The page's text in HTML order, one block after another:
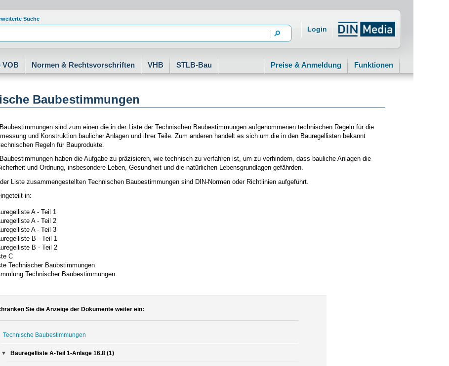
Suche
Login
VOB Normen & Rechtsvorschriften VHB STLB-Bau Preise & Anmeldung Funktionen
Baubestimmungen
sind zum einen die in der Liste der Technischen Baubestimmungen aufgenommenen technischen Regeln für die
und Konstruktion baulicher Anlagen und ihrer Teile. Zum anderen handelt es sich um die in den Bauregellisten bekannt
Regeln für Bauprodukte.
haben die Aufgabe zu präzisieren, wie technisch zu verfahren ist, um zu verhindern, dass bauliche Anlagen die
und Ordnung, insbesondere Leben, Gesundheit und die natürlichen Lebensgrundlagen gefährden.
Liste zusammengestellten Technischen Baubestimmungen sind DIN-Normen oder Richtlinien aufgeführt.
in:
A - Teil 1
A - Teil 2
A - Teil 3
B - Teil 1
B - Teil 2
C
Technischer Baubstimmungen
Technischer Baubestimmungen
Sie die Anzeige der Dokumente weiter ein:
Technische Baubestimmungen
Bauregelliste A-Teil 1-Anlage 16.8 (1)